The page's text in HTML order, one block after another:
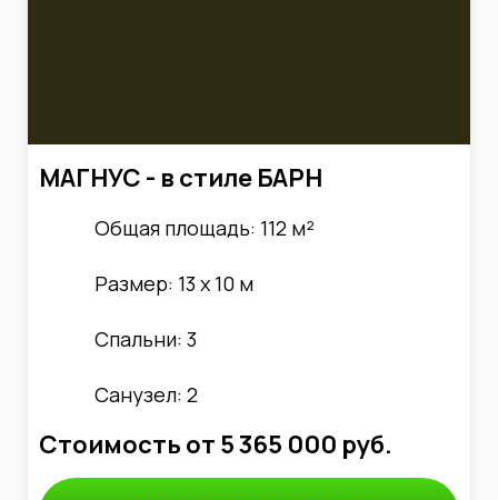
МАГНУС - в стиле БАРН
Общая площадь: 112 м²
Размер: 13 х 10 м
Спальни: 3
Санузел: 2
Стоимость от 5 365 000 руб.